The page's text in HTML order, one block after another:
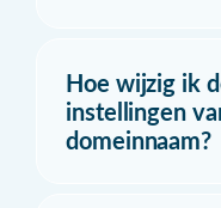
Hoe wijzig ik
instellingen
domeinnaam?